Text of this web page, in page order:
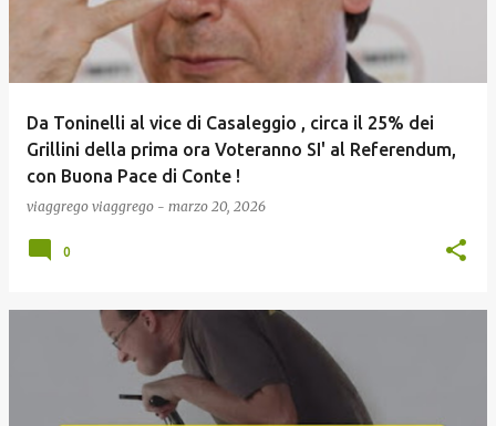
Da Toninelli al vice di Casaleggio , circa il 25% dei
Grillini della prima ora Voteranno SI' al Referendum,
con Buona Pace di Conte !
viaggrego viaggrego - marzo 20, 2026
0